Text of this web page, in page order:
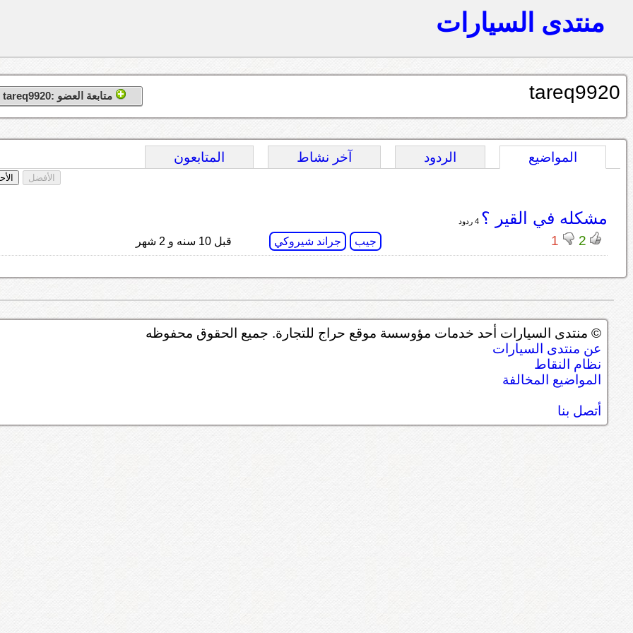
منتدى السيارات
tareq9920 متابعة العضو :tareq9920
المواضيع الردود آخر نشاط المتابعون
الأفضل
مشكله في القير ؟ 4 ردود
2
1 جيب جراند شيروكي قبل 10 سنه و 2 شهر
© منتدى السيارات أحد خدمات مؤوسسة موقع حراج للتجارة. جميع الحقوق محفوظه
عن منتدى السيارات
نظام النقاط
المواضيع المخالفة
أتصل بنا